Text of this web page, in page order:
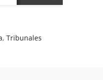
,Tribunales